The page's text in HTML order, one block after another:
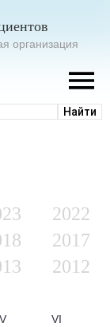
организация
2022
2017
2012
V VI